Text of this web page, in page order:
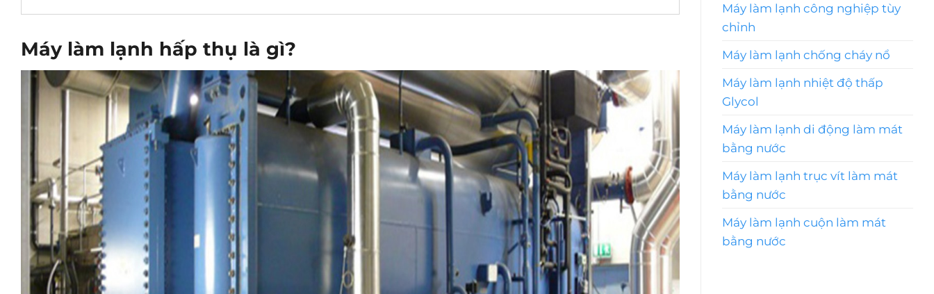
Máy làm lạnh hấp thụ là gì?
Máy làm lạnh công nghiệp tùy
chỉnh
Máy làm lạnh chống cháy nổ
Máy làm lạnh nhiệt độ thấp
Glycol
Máy làm lạnh di động làm mát
bằng nước
Máy làm lạnh trục vít làm mát
bằng nước
Máy làm lạnh cuộn làm mát
bằng nước